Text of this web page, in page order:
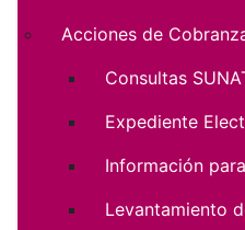
Acciones de
Consultas
Expediente
Información
Levantamiento